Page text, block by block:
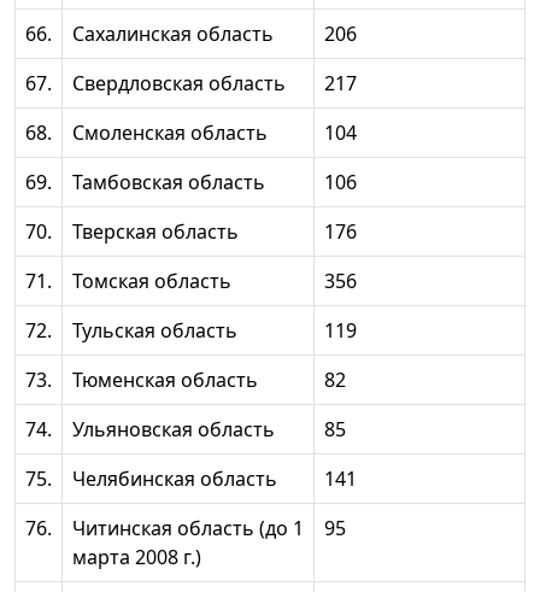
66.
Сахалинская область
206
67.
Свердловская область
217
68.
Смоленская область
104
69.
Тамбовская область
106
70.
Тверская область
176
71.
Томская область
356
72.
Тульская область
119
73.
Тюменская область
82
74.
Ульяновская область
85
75.
Челябинская область
141
76.
Читинская область (до 1
марта 2008 г.)
95